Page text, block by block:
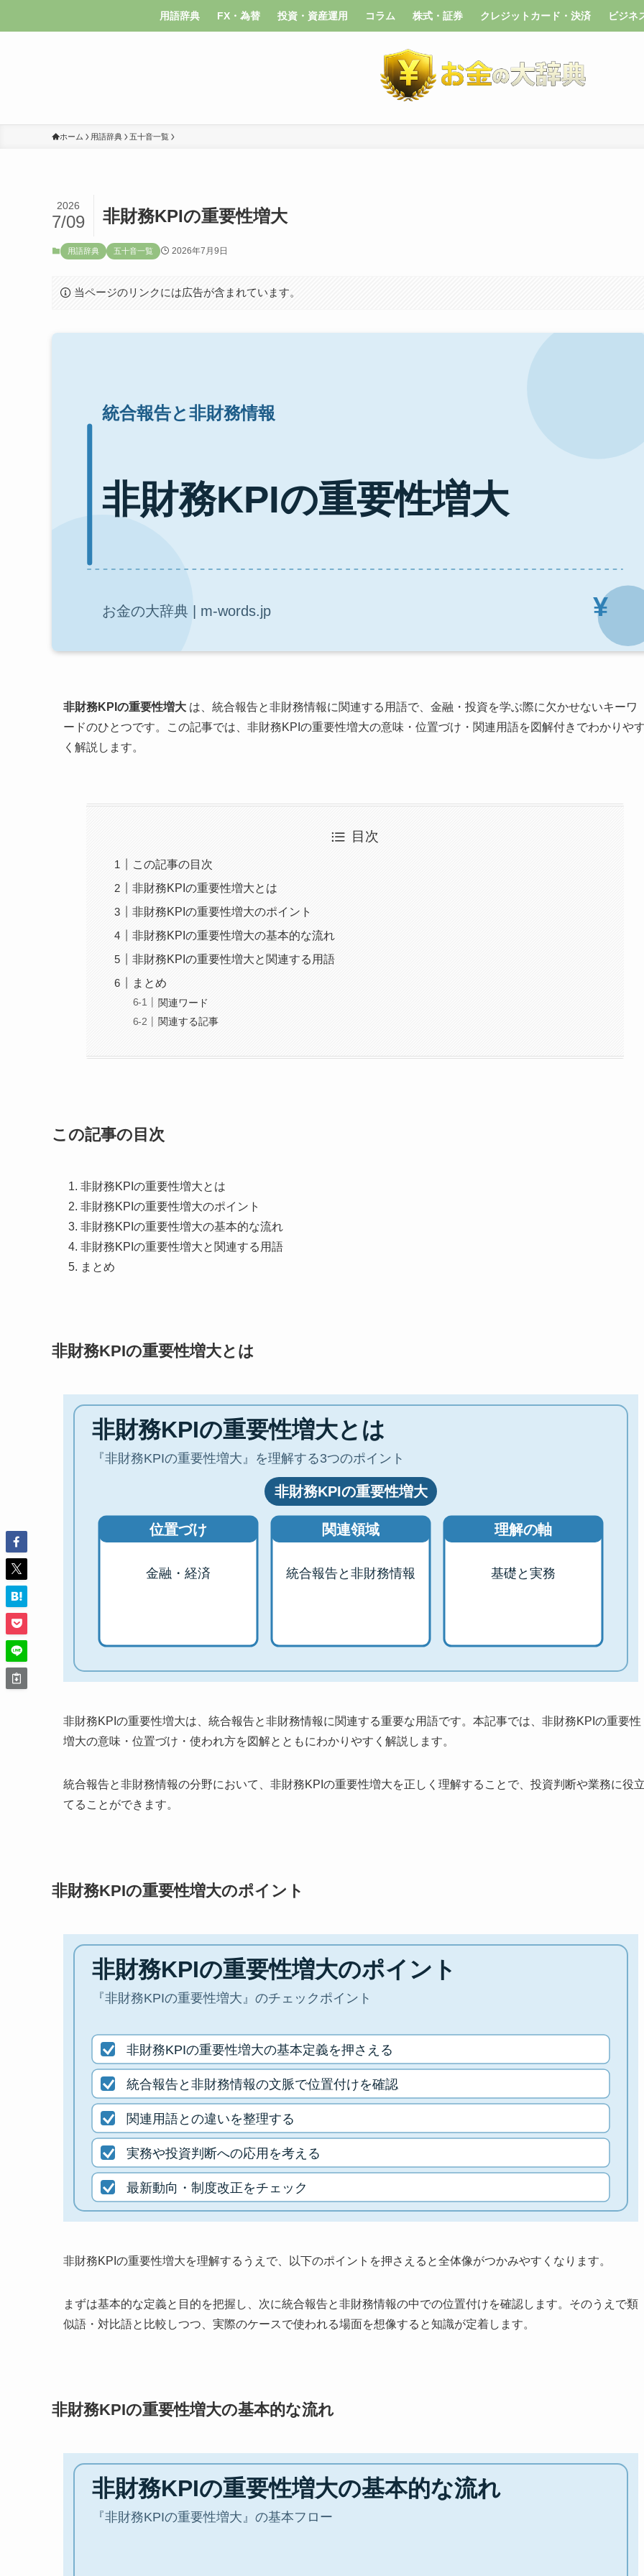
用語辞典 FX・為替 投資・資産運用 コラム 株式・証券 クレジットカード・決済 ビジネ
ホーム 用語辞典 五十音一覧
非財務KPIの重要性増大
2026
7/09
用語辞典 五十音一覧 2026年7月9日
当ページのリンクには広告が含まれています。
非財務KPIの重要性増大 は、統合報告と非財務情報に関連する用語で、金融・投資を学ぶ際に欠かせないキーワ
ードのひとつです。この記事では、非財務KPIの重要性増大の意味・位置づけ・関連用語を図解付きでわかりや
く解説します。
目次
この記事の目次
非財務KPIの重要性増大とは
非財務KPIの重要性増大のポイント
非財務KPIの重要性増大の基本的な流れ
非財務KPIの重要性増大と関連する用語
まとめ
関連ワード
関連する記事
この記事の目次
非財務KPIの重要性増大とは
非財務KPIの重要性増大のポイント
非財務KPIの重要性増大の基本的な流れ
非財務KPIの重要性増大と関連する用語
まとめ
非財務KPIの重要性増大とは
非財務KPIの重要性増大は、統合報告と非財務情報に関連する重要な用語です。本記事では、非財務KPIの重要性
増大の意味・位置づけ・使われ方を図解とともにわかりやすく解説します。
統合報告と非財務情報の分野において、非財務KPIの重要性増大を正しく理解することで、投資判断や業務に役
てることができます。
非財務KPIの重要性増大のポイント
非財務KPIの重要性増大を理解するうえで、以下のポイントを押さえると全体像がつかみやすくなります。
まずは基本的な定義と目的を把握し、次に統合報告と非財務情報の中での位置付けを確認します。そのうえで類
似語・対比語と比較しつつ、実際のケースで使われる場面を想像すると知識が定着します。
非財務KPIの重要性増大の基本的な流れ